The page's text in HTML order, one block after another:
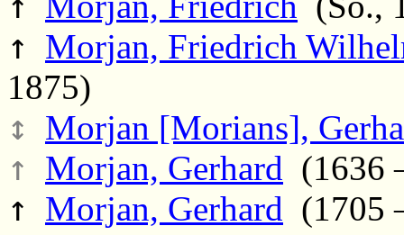
↑ Morjan, Friedrich
1875)
↕ Morjan [Morians],
↑ Morjan, Gerhard (1636
↑ Morjan, Gerhard (1705